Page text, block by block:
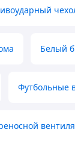
Белый
Футбольные